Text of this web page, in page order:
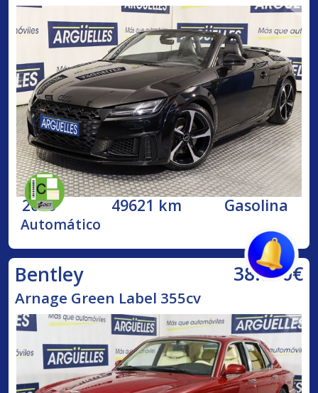
2023 49621 km Gasolina
Automático
Bentley 38.500€
Arnage Green Label 355cv